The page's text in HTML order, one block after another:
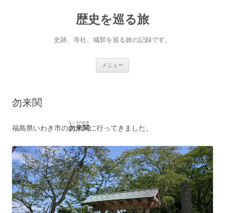
歴史を巡る旅
史跡、寺社、城郭を巡る旅の記録です。
メニュー
勿来関
福島県いわき市の勿来関
なこそのせき
に行ってきました。